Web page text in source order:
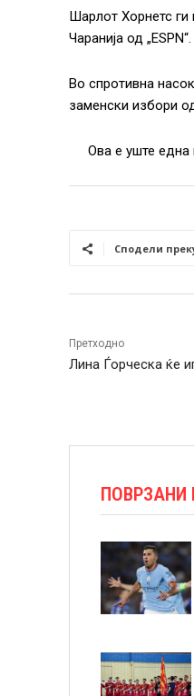
Шарлот Хорнетс
Чаранија од „ESPN“.
Во спротивна
заменски избори
Ова е уште една
Сподели
Претходно
Лина Ѓорческа ќе
ПОВРЗАНИ